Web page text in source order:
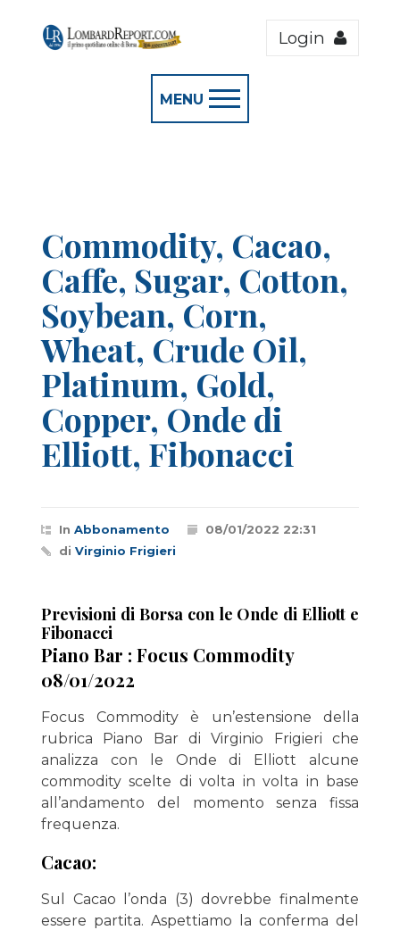
Login
MENU
Commodity, Cacao,
Caffe, Sugar, Cotton,
Soybean, Corn,
Wheat, Crude Oil,
Platinum, Gold,
Copper, Onde di
Elliott, Fibonacci
In Abbonamento
08/01/2022 22:31
di Virginio Frigieri
Previsioni di Borsa con le Onde di Elliott e
Fibonacci
Piano Bar : Focus Commodity
08/01/2022
Focus Commodity è un’estensione della
rubrica Piano Bar di Virginio Frigieri che
analizza con le Onde di Elliott alcune
commodity scelte di volta in volta in base
all’andamento del momento senza fissa
frequenza.
Cacao:
Sul Cacao l’onda (3) dovrebbe finalmente
essere partita. Aspettiamo la conferma del